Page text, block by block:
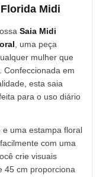
Midi
Saia Midi
, uma peça
mulher que
Confeccionada em
esta saia
para o uso diário
uma estampa floral
com uma
crie visuais
45 cm proporciona